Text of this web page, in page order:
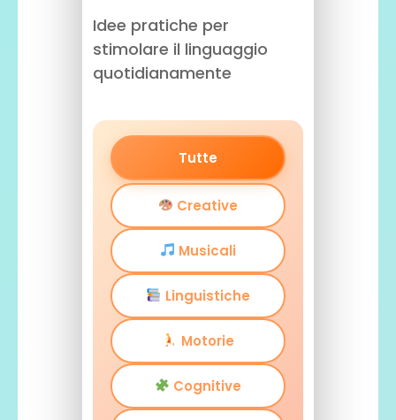
Idee pratiche per
stimolare il linguaggio
quotidianamente
Tutte
Creative
Musicali
Linguistiche
Motorie
Cognitive